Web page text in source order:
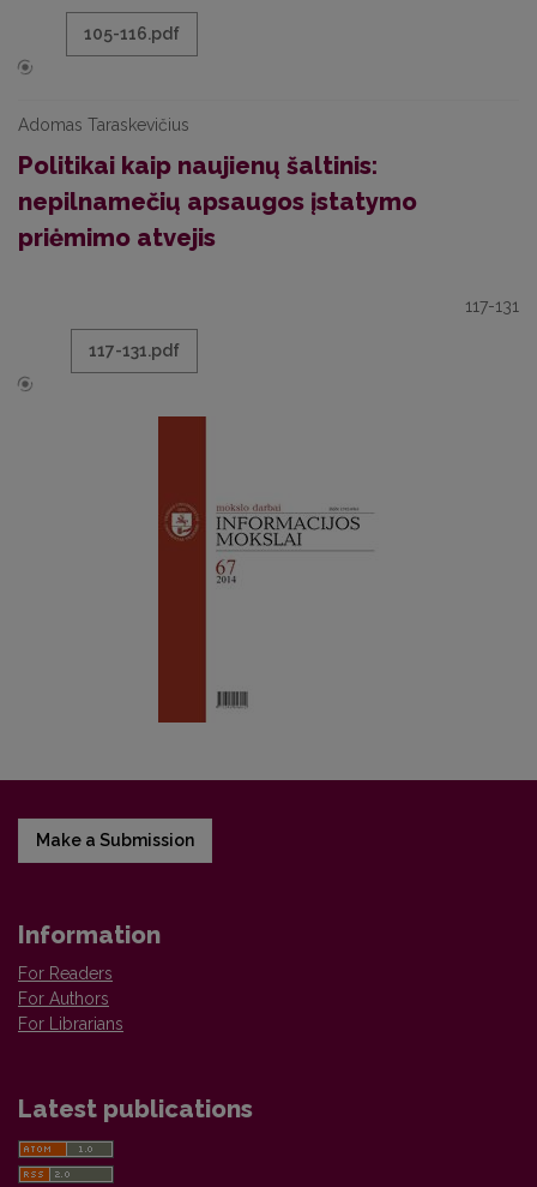
105-116.pdf
Adomas Taraskevičius
Politikai kaip naujienų šaltinis:
nepilnamečių apsaugos įstatymo
priėmimo atvejis
117-131
117-131.pdf
Make a Submission
Information
For Readers
For Authors
For Librarians
Latest publications